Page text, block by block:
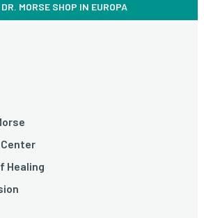
MORSE SHOP IN EUROPA
Center
Healing